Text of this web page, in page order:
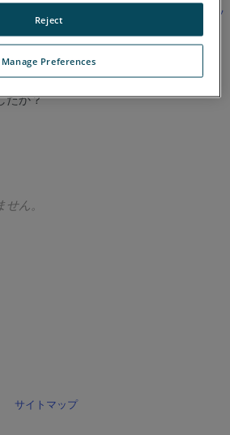
ません。英語版を見るにはここをクリッ
たか？
ん。
サイトマップ
Manage Preferences
Reject